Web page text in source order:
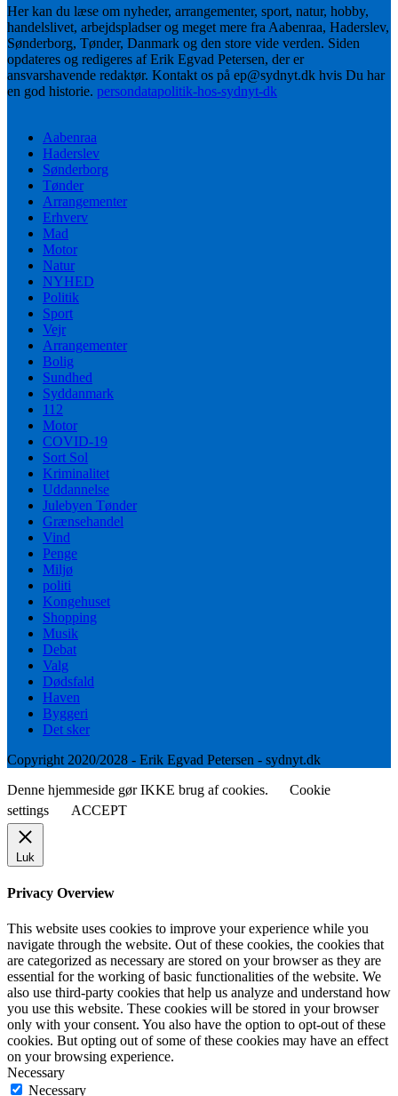
Her kan du læse om nyheder, arrangementer, sport, natur, hobby,
handelslivet, arbejdspladser og meget mere fra Aabenraa, Haderslev,
Sønderborg, Tønder, Danmark og den store vide verden. Siden
opdateres og redigeres af Erik Egvad Petersen, der er
ansvarshavende redaktør. Kontakt os på ep@sydnyt.dk hvis Du har
en god historie. persondatapolitik-hos-sydnyt-dk
Aabenraa
Haderslev
Sønderborg
Tønder
Arrangementer
Erhverv
Mad
Motor
Natur
NYHED
Politik
Sport
Vejr
Arrangementer
Bolig
Sundhed
Syddanmark
112
Motor
COVID-19
Sort Sol
Kriminalitet
Uddannelse
Julebyen Tønder
Grænsehandel
Vind
Penge
Miljø
politi
Kongehuset
Shopping
Musik
Debat
Valg
Dødsfald
Haven
Byggeri
Det sker
Copyright 2020/2028 - Erik Egvad Petersen - sydnyt.dk
Denne hjemmeside gør IKKE brug af cookies.
Cookie
settings
ACCEPT
Luk
Privacy Overview
This website uses cookies to improve your experience while you
navigate through the website. Out of these cookies, the cookies that
are categorized as necessary are stored on your browser as they are
essential for the working of basic functionalities of the website. We
also use third-party cookies that help us analyze and understand how
you use this website. These cookies will be stored in your browser
only with your consent. You also have the option to opt-out of these
cookies. But opting out of some of these cookies may have an effect
on your browsing experience.
Necessary
Necessary